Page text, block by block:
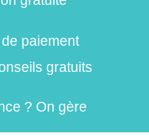
paiement
gratuits
? On gère